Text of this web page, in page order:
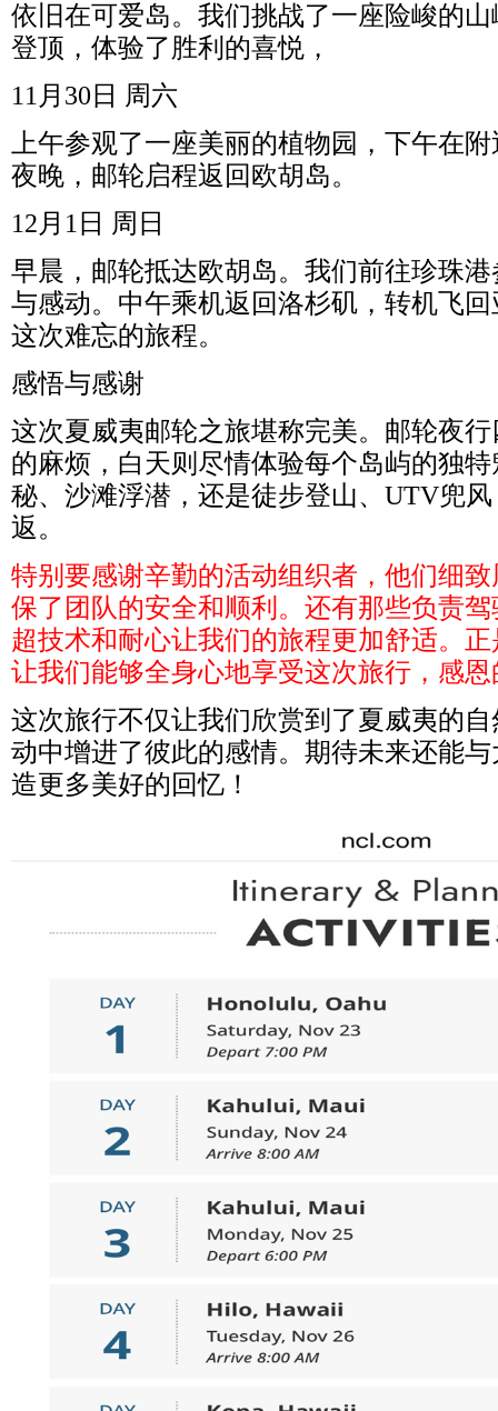
依旧在可爱岛。我们挑战了一座险峻的
登顶，体验了胜利的喜悦，
11 月 30 日 周六
上午参观了一座美丽的植物园，下午在
夜晚，邮轮启程返回欧胡岛。
12 月 1 日 周日
早晨，邮轮抵达欧胡岛。我们前往珍珠
与感动。中午乘机返回洛杉矶，转机飞
这次难忘的旅程。
感悟与感谢
这次夏威夷邮轮之旅堪称完美。邮轮夜
的麻烦，白天则尽情体验每个岛屿的独
秘、沙滩浮潜，还是徒步登山、 UTV兜
返。
特别要感谢辛勤的活动组织者，他们细
保了团队的安全和顺利。还有那些负责
超技术和耐心让我们的旅程更加舒适。
让我们能够全身心地享受这次旅行，感
这次旅行不仅让我们欣赏到了夏威夷的
动中增进了彼此的感情。期待未来还能
造更多美好的回忆！